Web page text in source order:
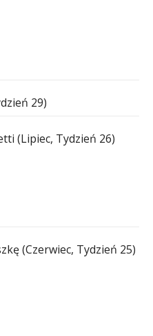
29)
(Lipiec, Tydzień 26)
(Czerwiec, Tydzień 25)